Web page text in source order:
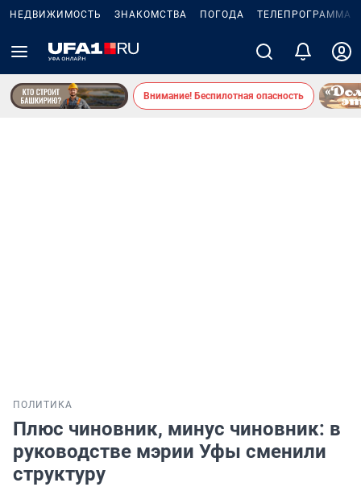
НЕДВИЖИМОСТЬ ЗНАКОМСТВА ПОГОДА ТЕЛЕПРОГРАММА
Внимание! Беспилотная опасность
ПОЛИТИКА
Плюс чиновник, минус чиновник: в
руководстве мэрии Уфы сменили
структуру